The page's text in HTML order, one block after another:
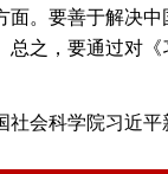
面。要善于解决
总之，要通过对
社会科学院习近